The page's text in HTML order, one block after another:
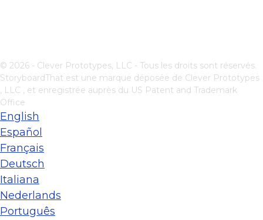
© 2026 - Clever Prototypes, LLC - Tous les droits sont réservés.
StoryboardThat est une marque déposée de Clever Prototypes
, LLC , et enregistrée auprès du US Patent and Trademark
Office
English
Español
Français
Deutsch
Italiana
Nederlands
Português